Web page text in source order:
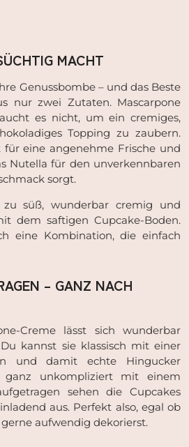
MACHT
Genussbombe – und das Beste
nur zwei Zutaten. Mascarpone
es nicht, um ein cremiges,
Topping zu zaubern.
für eine angenehme Frische und
Nutella für den unverkennbaren
sorgt.
süß, wunderbar cremig und
dem saftigen Cupcake-Boden.
eine Kombination, die einfach
– GANZ NACH
Creme lässt sich wunderbar
kannst sie klassisch mit einer
und damit echte Hingucker
ganz unkompliziert mit einem
sehen die Cupcakes
aus. Perfekt also, egal ob
aufwendig dekorierst.